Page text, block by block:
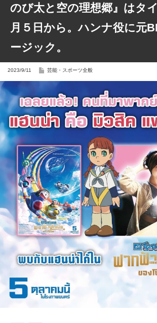
のび太と空の理想郷』はタ
月５日から。ハンナ役に元
ージック。
2023/9/11 芸能・スポーツ全般